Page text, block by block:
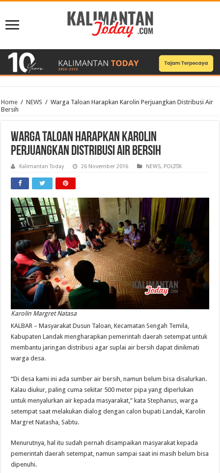
Home / NEWS / Warga Taloan Harapkan Karolin Perjuangkan Distribusi Air
Bersih
Warga Taloan Harapkan Karolin
Perjuangkan Distribusi Air Bersih
Kalimantan Today 26 November 2016 NEWS, POLITIK
Karolin Margret Natasa
KALBAR – Masyarakat Dusun Taloan, Kecamatan Sengah Temila,
Kabupaten Landak mengharapkan pemerintah daerah setempat untuk
membantu jaringan distribusi agar suplai air bersih dapat dinikmati
warga desa.
“Di desa kami ini ada sumber air bersih, namun belum bisa disalurkan.
Kalau diukur, paling cuma sekitar 500 meter pipa yang diperlukan
untuk menyalurkan air kepada masyarakat,” kata Stephanus, warga
setempat saat melakukan dialog dengan calon bupati Landak, Karolin
Margret Natasha, Sabtu.
Menurutnya, hal itu sudah pernah disampaikan masyarakat kepada
pemerintah daerah setempat, namun sampai saat ini masih belum bisa
dipenuhi.